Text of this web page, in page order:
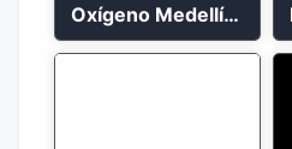
Oxígeno Medellín 90.9 FM en vivo